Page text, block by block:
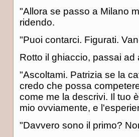
"Allora se passo a Milano
ridendo.
"Puoi contarci. Figurati.
Rotto il ghiaccio, passai ad
"Ascoltami. Patrizia se la
credo che possa
come me la descrivi. Il tuo
mio ovviamente, e
"Davvero sono il primo?